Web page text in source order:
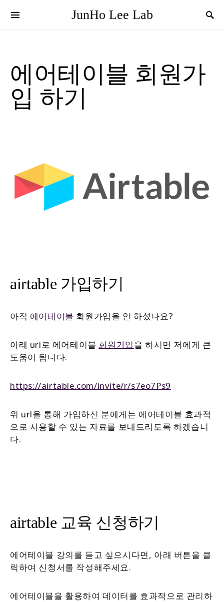
JunHo Lee Lab
에어테이블 회원가
입 하기
airtable 가입하기
아직 에어테이블 회원가입을 안 하셨나요?
아래 url로 에어테이블 회원가입을 하시면 저에게 큰
도움이 됩니다.
https://airtable.com/invite/r/s7eo7Ps9
위 url을 통해 가입하신 분에게는 에어테이블 효과적
으로 사용할 수 있는 자료를 보내드리도록 하겠습니
다.
airtable 교육 신청하기
에어테이블 강의를 듣고 싶으시다면, 아래 버튼을 클
릭하여 신청서를 작성해주세요.
에어테이블을 활용하여 데이터를 효과적으로 관리하